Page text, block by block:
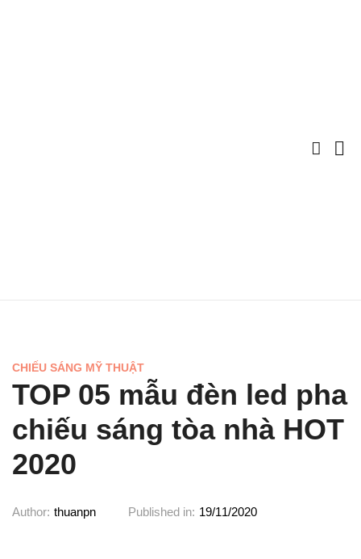
CHIẾU SÁNG MỸ THUẬT
TOP 05 mẫu đèn led pha
chiếu sáng tòa nhà HOT
2020
Author: thuanpn Published in: 19/11/2020